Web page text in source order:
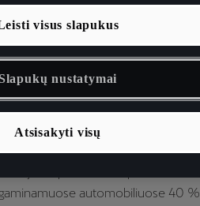
perdirbtas ir perdirbamas
automobiliuose 40
Atsisakyti visų
visus slapukus
nustatymai